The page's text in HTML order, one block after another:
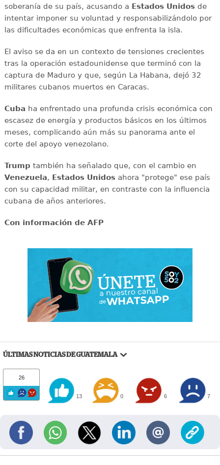
soberanía de su país, acusando a Estados Unidosde
intentar imponer su voluntad y responsabilizándolo por
las dificultades económicas que enfrenta la isla.
El aviso se da en un contexto de tensiones crecientes
tras la operación estadounidense que terminó con la
captura de Maduro y que, según La Habana, dejó 32
militares cubanos muertos en Caracas.
Cuba ha enfrentado una profunda crisis económica con
escasez de energía y productos básicos en los últimos
meses, complicando aún más su panorama ante el
corte del apoyo venezolano.
Trump también ha señalado que, con el cambio en
Venezuela, Estados Unidosahora "protege" ese país
con su capacidad militar, en contraste con la influencia
cubana de años anteriores.
Con información de AFP
ÚLTIMAS NOTICIAS DE GUATEMALA
26
13 0 6 7